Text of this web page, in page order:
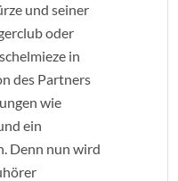
und seiner
oder
in
des Partners
wie
ein
Denn nun wird